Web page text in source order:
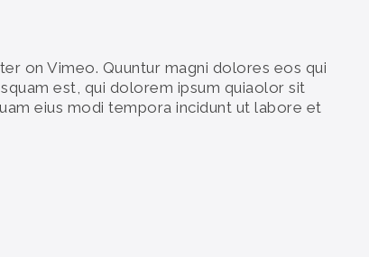
on Vimeo. Quuntur magni dolores eos qui
est, qui dolorem ipsum quiaolor sit
eius modi tempora incidunt ut labore et